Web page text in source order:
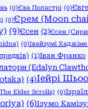
(0)Єва Поластрі (0)
(0)Єрем (Moon
(9)Єсен (2)Єсен
(0)Івайзумі
(1)Іван Франко
(Edalyn
(4)Іейрі
Elder Scrolls) (0)
(6)Ізумо